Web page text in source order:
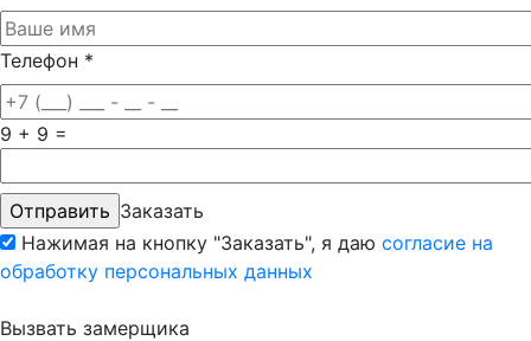
Телефон *
9 + 9 =
Заказать
Нажимая на кнопку "Заказать", я даю согласие на
обработку персональных данных
Вызвать замерщика